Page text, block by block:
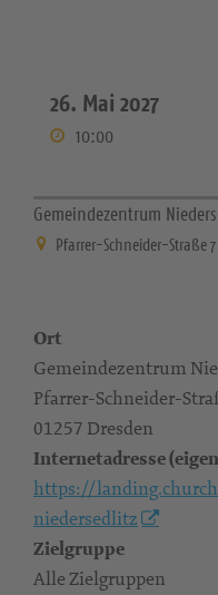
26. Mai 2027
10:00
Gemeindezentrum
Pfarrer-Schneider-Straße 7
Ort
Gemeindezentrum
Pfarrer-Schneider-
01257 Dresden
Internetadresse
https://
niedersedlitz
Zielgruppe
Alle Zielgruppen